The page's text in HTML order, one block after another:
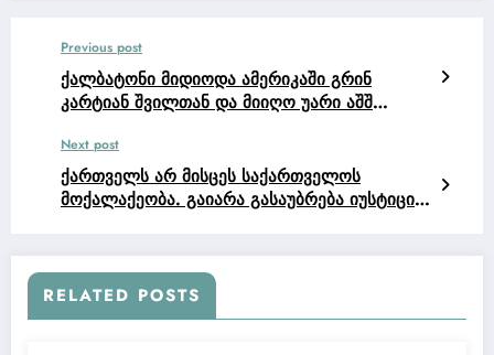
Previous post
ქალბატონი მიდიოდა ამერიკაში გრინ
კარტიან შვილთან და მიიღო უარი აშშ
Next post
ქართველს არ მისცეს საქართველოს
მოქალაქეობა. გაიარა გასაუბრება იუსტიციის
მოქალაქეობაო.
RELATED POSTS